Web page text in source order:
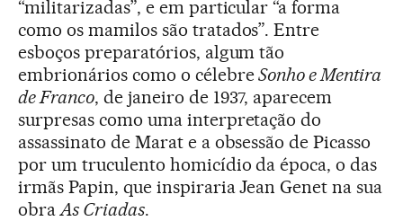
“militarizadas”, e em particular “a forma
como os mamilos são tratados”. Entre
esboços preparatórios, algum tão
embrionários como o célebreSonho e Mentira
de Franco, de janeiro de 1937, aparecem
surpresas como uma interpretação do
assassinato de Marat e a obsessão de Picasso
por um truculento homicídio da época, o das
irmãs Papin, que inspiraria Jean Genet na sua
obra As Criadas.